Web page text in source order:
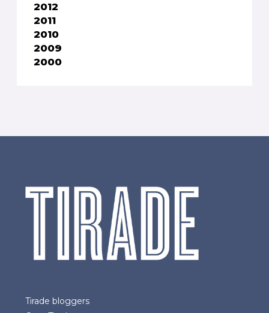
2012
2011
2010
2009
2000
Tirade bloggers